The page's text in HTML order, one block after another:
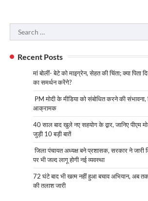
Search
for:
Recent Posts
मां बोलीं- बेटे को माइग्रेन, सेहत की चिंता; क्या
का समर्थन करेंगे?
PM मोदी के मीडिया को संबोधित करने की संभावना,
आक्रामक
40 साल बाद खुले नए सहयोग के द्वार, जानिए पीएम
जुड़ी 10 बड़ी बातें
जिला पंचायत अध्यक्ष बने प्रशासक, सरकार ने
पर भी जल्द लागू होगी नई व्यवस्था
72 घंटे बाद भी खत्म नहीं हुआ बचाव अभियान, अब
की तलाश जारी